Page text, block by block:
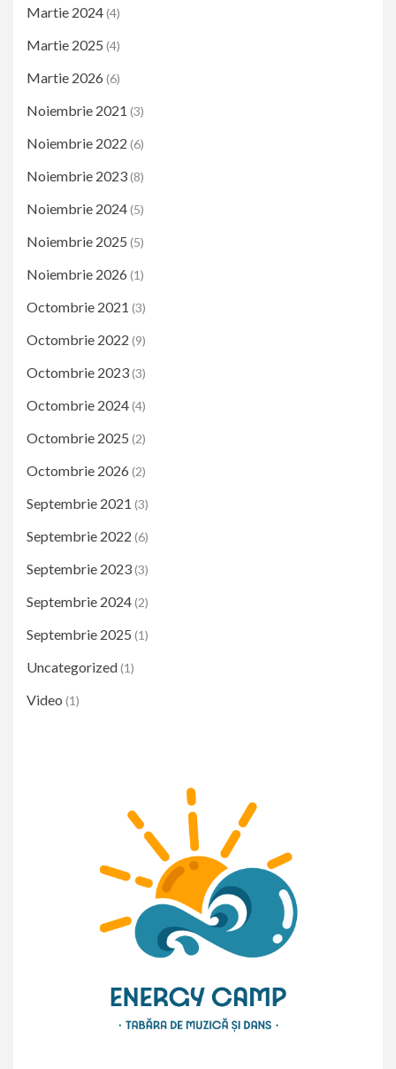
Martie 2024(4)
Martie 2025 (4)
Martie 2026 (6)
Noiembrie 2021 (3)
Noiembrie 2022 (6)
Noiembrie 2023(8)
Noiembrie 2024(5)
Noiembrie 2025 (5)
Noiembrie 2026 (1)
Octombrie 2021 (3)
Octombrie 2022 (9)
Octombrie 2023(3)
Octombrie 2024(4)
Octombrie 2025 (2)
Octombrie 2026 (2)
Septembrie 2021 (3)
Septembrie 2022 (6)
Septembrie 2023(3)
Septembrie 2024(2)
Septembrie 2025 (1)
Uncategorized(1)
Video (1)